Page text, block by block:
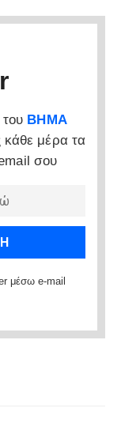
ΒΗΜΑ
κάθε μέρα τα
σου
μέσω e-mail